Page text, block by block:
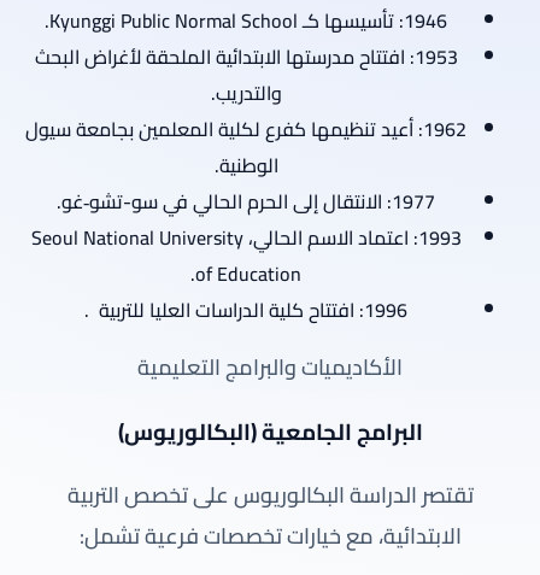
1946: تأسيسها كـ Kyunggi Public Normal School.
1953: افتتاح مدرستها الابتدائية الملحقة لأغراض البحث
والتدريب.
1962: أعيد تنظيمها كفرع لكلية المعلمين بجامعة سيول
الوطنية.
1977: الانتقال إلى الحرم الحالي في سو-تشو‑غو.
1993: اعتماد الاسم الحالي، Seoul National University
of Education.
1996: افتتاح كلية الدراسات العليا للتربية
.
الأكاديميات والبرامج التعليمية
البرامج الجامعية (البكالوريوس)
تقتصر الدراسة البكالوريوس على تخصص التربية
الابتدائية، مع خيارات تخصصات فرعية تشمل: